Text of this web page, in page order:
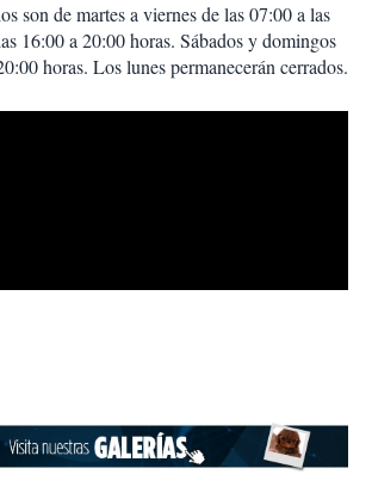
son de martes a viernes de las 07:00 a las
16:00 a 20:00 horas. Sábados y domingos
horas. Los lunes permanecerán cerrados.